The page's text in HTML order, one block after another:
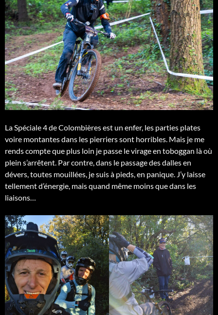
La Spéciale 4 de Colombières est un enfer, les parties plates
voire montantes dans les pierriers sont horribles. Mais je me
rends compte que plus loin je passe le virage en toboggan là où
plein s’arrêtent. Par contre, dans le passage des dalles en
dévers, toutes mouillées, je suis à pieds, en panique. J’y laisse
tellement d’énergie, mais quand même moins que dans les
liaisons…